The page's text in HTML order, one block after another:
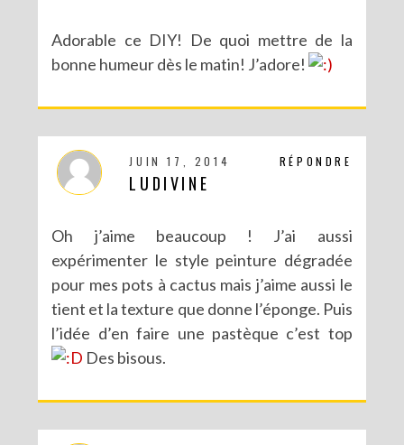
Adorable ce DIY! De quoi mettre de la
bonne humeur dès le matin! J’adore!
RÉPONDRE
JUIN 17, 2014
LUDIVINE
Oh j’aime beaucoup ! J’ai aussi
expérimenter le style peinture dégradée
pour mes pots à cactus mais j’aime aussi le
tient et la texture que donne l’éponge. Puis
l’idée d’en faire une pastèque c’est top
Des bisous.